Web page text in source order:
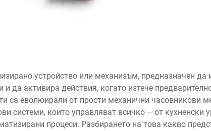
устройство или механизъм, предназначен да
и да активира действия, когато изтече
са еволюирали от прости механични часовникови
системи, които управляват всичко – от кухненски
процеси. Разбирането на това какво